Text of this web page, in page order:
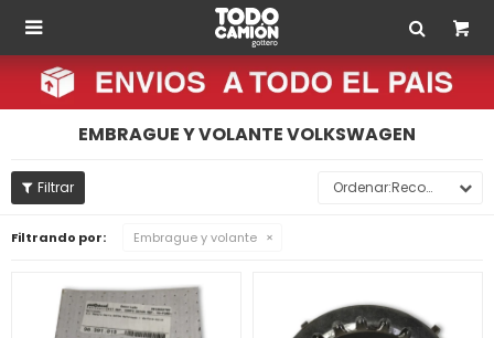

EMBRAGUE Y VOLANTE VOLKSWAGEN
Recomendados
Filtrando por: Embrague y volante